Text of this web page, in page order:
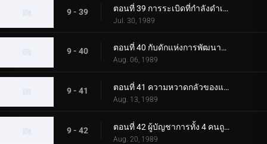
9 - 39 ตอนที่ 39 การระเบิดที่กำลังดำเนินอยู่! มินิ 4WD
Jul. 30, 1989
9 - 40 ตอนที่ 40 กับดักแห่งการพัฒนาที่อยู่อาศัยอันน่ากลัว
Aug. 06, 1989
9 - 41 ตอนที่ 41 ความหวาดกลัวของแม่มด 100 ตา
Aug. 13, 1989
9 - 42 ตอนที่ 42 ผู้บัญชาการทั้ง 4 คนถูกเนรเทศ
Aug. 20, 1989